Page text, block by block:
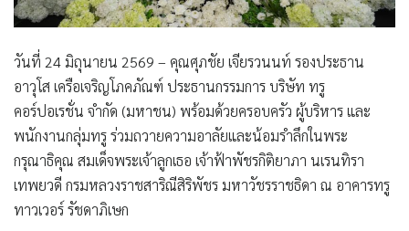
วันที่ 24 มิถุนายน 2569 – คุณศุภชัย เจียรวนนท์ รองประธาน
อาวุโส เครือเจริญโภคภัณฑ์ ประธานกรรมการ บริษัท ทรู
คอร์ปอเรชั่น จำกัด (มหาชน) พร้อมด้วยครอบครัว ผู้บริหาร และ
พนักงานกลุ่มทรู ร่วมถวายความอาลัยและน้อมรำลึกในพระ
กรุณาธิคุณ สมเด็จพระเจ้าลูกเธอ เจ้าฟ้าพัชรกิติยาภา นเรนทิรา
เทพยวดี กรมหลวงราชสาริณีสิริพัชร มหาวัชรราชธิดา ณ อาคารทรู
ทาวเวอร์ รัชดาภิเษก